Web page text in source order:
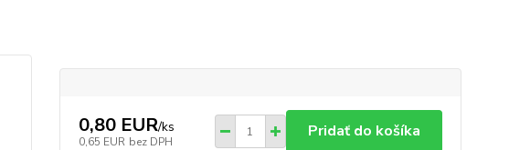
0,80 EUR/ks
0,65 EUR bez DPH
Pridať do košíka